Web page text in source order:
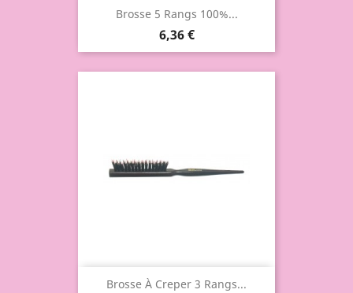
Brosse 5 Rangs 100%...
6,36 €
Brosse À Creper 3 Rangs...